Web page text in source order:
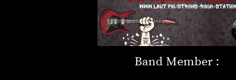
Band Member :